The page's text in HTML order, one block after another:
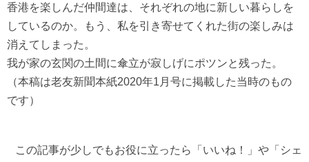
香港を楽しんだ仲間達は、それぞれの地に新しい暮らしを
しているのか。もう、私を引き寄せてくれた街の楽しみは
消えてしまった。
我が家の玄関の土間に傘立が寂しげにポツンと残った。
（本稿は老友新聞本紙2020年1月号に掲載した当時のもの
です）
この記事が少しでもお役に立ったら「いいね！」や「シェ